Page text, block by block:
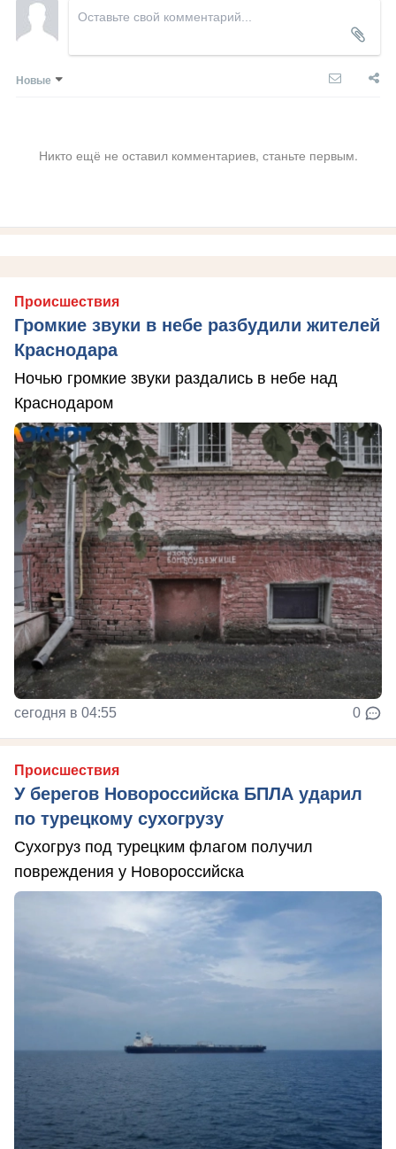
Новые
Никто ещё не оставил комментариев, станьте первым.
Происшествия
Громкие звуки в небе разбудили жителей
Краснодара
Ночью громкие звуки раздались в небе над
Краснодаром
сегодня в 04:55 0
Происшествия
У берегов Новороссийска БПЛА ударил
по турецкому сухогрузу
Сухогруз под турецким флагом получил
повреждения у Новороссийска